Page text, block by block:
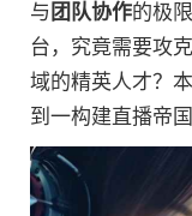
与 团队协作的极
台，究竟需要攻
域的精英人才？
到一构建直播帝